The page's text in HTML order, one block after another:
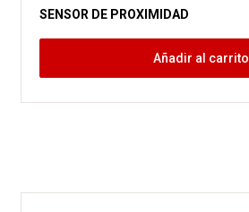
SENSOR DE PROXIMIDAD
Añadir al carrito